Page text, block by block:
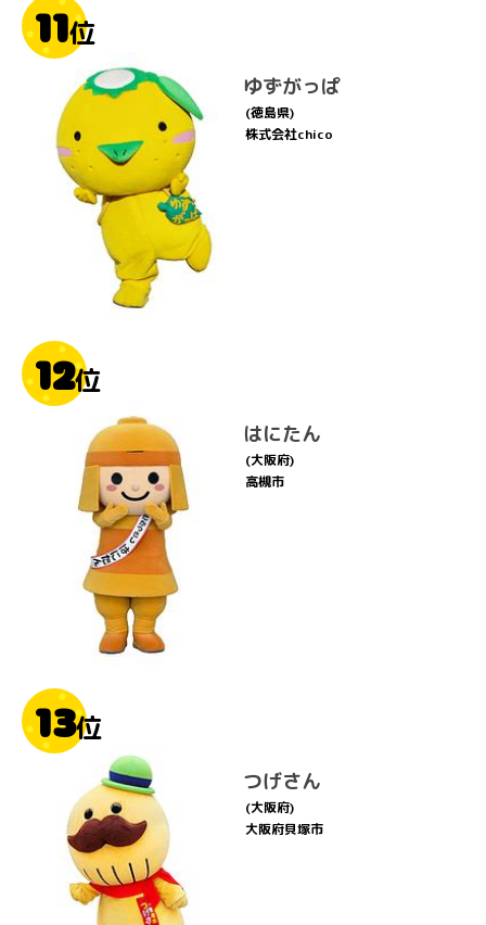
11位
ゆずがっぱ
(徳島県)
株式会社chico
12位
はにたん
(大阪府)
高槻市
13位
つげさん
(大阪府)
大阪府貝塚市